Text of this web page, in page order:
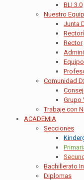
BLI 3.0
Nuestro
Junta
Rector
Comunidad
Grupo
Trabaje con
ACADEMIA
Secciones
Bachillerato
Diplomas